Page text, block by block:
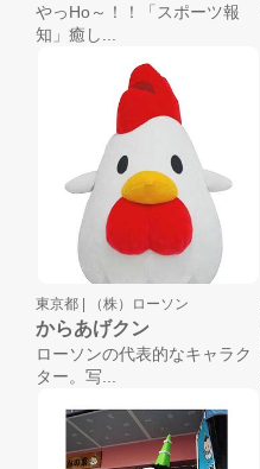
やっHo～！！「スポーツ報
知」癒し...
東京都 | （株）ローソン
からあげクン
ローソンの代表的なキャラク
ター。写...